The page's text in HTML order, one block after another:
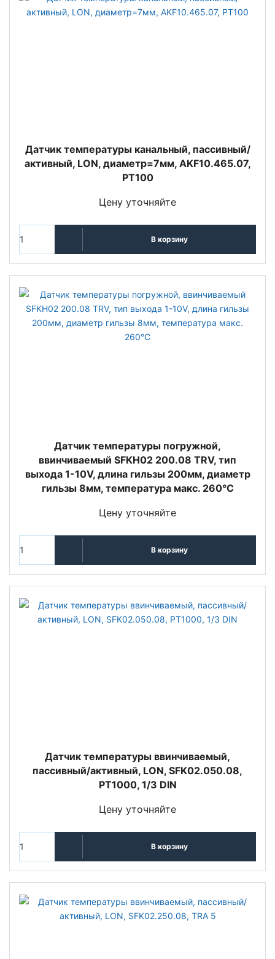
Датчик температуры канальный, пассивный/
активный, LON, диаметр=7мм, AKF10.465.07,
PT100
Цену уточняйте
В корзину
Датчик температуры погружной,
ввинчиваемый SFKH02 200.08 TRV, тип
выхода 1-10V, длина гильзы 200мм, диаметр
гильзы 8мм, температура макс. 260°C
Цену уточняйте
В корзину
Датчик температуры ввинчиваемый,
пассивный/активный, LON, SFK02.050.08,
PT1000, 1/3 DIN
Цену уточняйте
В корзину